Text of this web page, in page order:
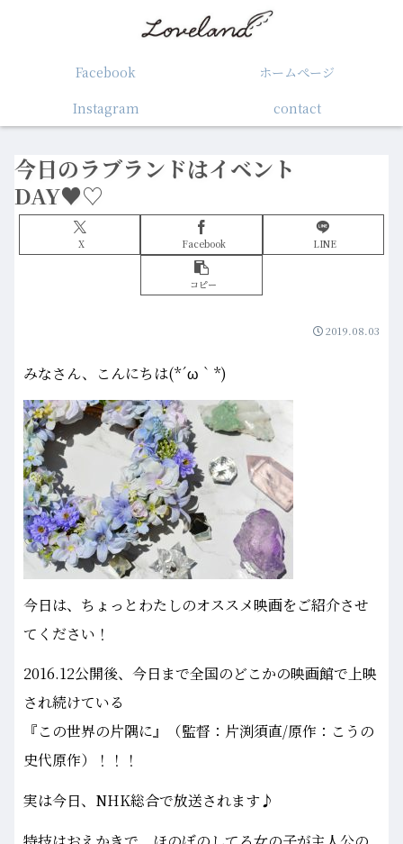
Facebook
ホームぺージ
Instagram
contact
今日のラブランドはイベント
DAY♥♡
X Facebook LINE
コピー
2019.08.03
みなさん、こんにちは(*´ω｀*)
今日は、ちょっとわたしのオススメ映画をご紹介させ
てください！
2016.12公開後、今日まで全国のどこかの映画館で上映
され続けている
『この世界の片隅に』（監督：片渕須直/原作：こうの
史代原作）！！！
実は今日、NHK総合で放送されます♪